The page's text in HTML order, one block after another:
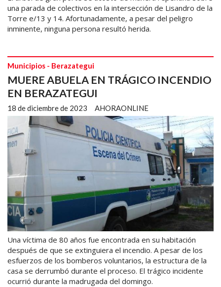
una parada de colectivos en la intersección de Lisandro de la
Torre e/13 y 14. Afortunadamente, a pesar del peligro
inminente, ninguna persona resultó herida.
MUERE ABUELA EN TRÁGICO INCENDIO
EN BERAZATEGUI
AHORAONLINE
Municipios - Berazategui
18 de diciembre de 2023
Una víctima de 80 años fue encontrada en su habitación
después de que se extinguiera el incendio. A pesar de los
esfuerzos de los bomberos voluntarios, la estructura de la
casa se derrumbó durante el proceso. El trágico incidente
ocurrió durante la madrugada del domingo.